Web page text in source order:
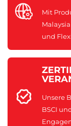
Mit
und
Unsere
Unsere
BSCI